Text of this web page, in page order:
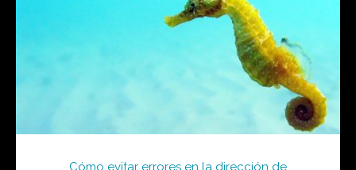
Cómo evitar errores en la dirección de